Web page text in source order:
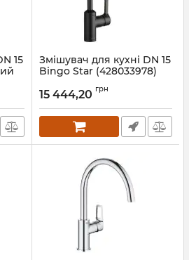
15
Змішувач для кухні DN 15
Bingo Star (428033978)
Артикул:428033978
15 444,20 грн